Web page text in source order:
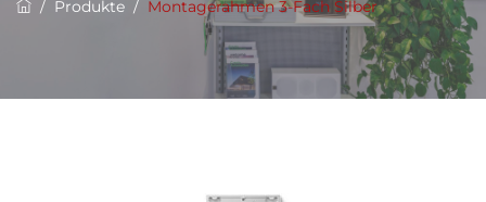
/ Produkte / Montagerahmen 3-Fach Silber